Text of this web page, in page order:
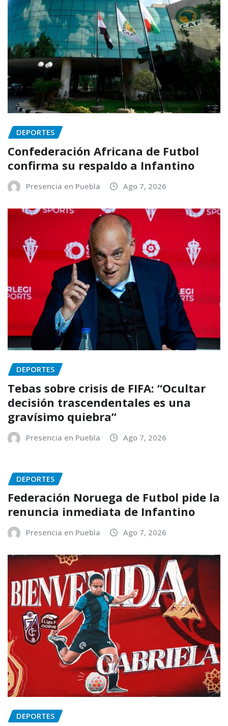
DEPORTES
Confederación Africana de Futbol
confirma su respaldo a Infantino
Presencia en Puebla Ago 7, 2026
DEPORTES
Tebas sobre crisis de FIFA: “Ocultar
decisión trascendentales es una
gravísimo quiebra”
Presencia en Puebla Ago 7, 2026
DEPORTES
Federación Noruega de Futbol pide la
renuncia inmediata de Infantino
Presencia en Puebla Ago 7, 2026
DEPORTES